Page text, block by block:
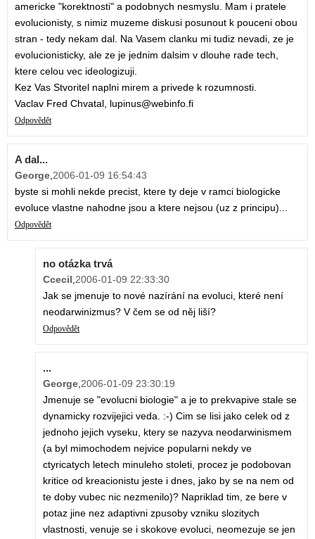
americke "korektnosti" a podobnych nesmyslu. Mam i pratele
evolucionisty, s nimiz muzeme diskusi posunout k pouceni obou
stran - tedy nekam dal. Na Vasem clanku mi tudiz nevadi, ze je
evolucionisticky, ale ze je jednim dalsim v dlouhe rade tech,
ktere celou vec ideologizuji.
Kez Vas Stvoritel naplni mirem a privede k rozumnosti.
Vaclav Fred Chvatal, lupinus@webinfo.fi
Odpovědět
A dal...
George,2006-01-09 16:54:43
byste si mohli nekde precist, ktere ty deje v ramci biologicke
evoluce vlastne nahodne jsou a ktere nejsou (uz z principu)...
Odpovědět
no otázka trvá
Ccecil,2006-01-09 22:33:30
Jak se jmenuje to nové nazírání na evoluci, které není
neodarwinizmus? V čem se od něj liší?
Odpovědět
...
George,2006-01-09 23:30:19
Jmenuje se "evolucni biologie" a je to prekvapive stale se
dynamicky rozvijejici veda. :-) Cim se lisi jako celek od z
jednoho jejich vyseku, ktery se nazyva neodarwinismem
(a byl mimochodem nejvice popularni nekdy ve
ctyricatych letech minuleho stoleti, procez je podobovan
kritice od kreacionistu jeste i dnes, jako by se na nem od
te doby vubec nic nezmenilo)? Napriklad tim, ze bere v
potaz jine nez adaptivni zpusoby vzniku slozitych
vlastnosti, venuje se i skokove evoluci, neomezuje se jen